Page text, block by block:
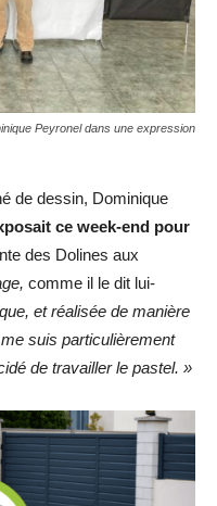
Peyronel dans une expression
de dessin, Dominique
ce week-end pour
des Dolines aux
comme il le dit lui-
et réalisée de manière
suis particulièrement
de travailler le pastel. »